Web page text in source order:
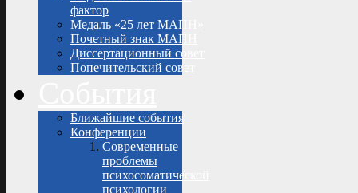
фактор
Медаль «25 лет МАПН»
Почетный знак МАПН
Диссертационный совет
Попечительский совет
Ближайшие события
Конференции
Современные
проблемы
психосоматической
психологии